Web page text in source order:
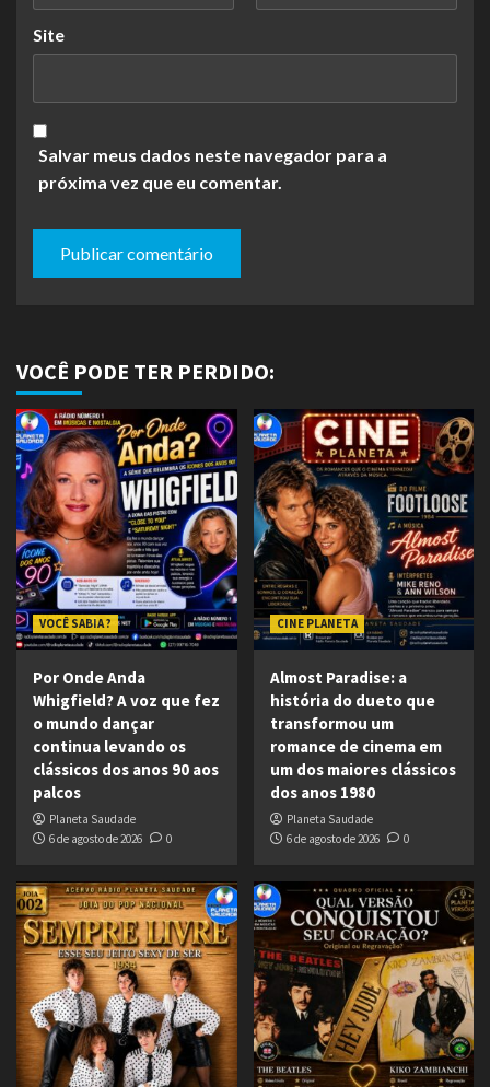
Site
Salvar meus dados neste navegador para a
próxima vez que eu comentar.
VOCÊ PODE TER PERDIDO:
VOCÊ SABIA ?
Por Onde Anda
Whigfield? A voz que fez
o mundo dançar
continua levando os
clássicos dos anos 90 aos
palcos
Planeta Saudade
6 de agosto de 2026
0
CINE PLANETA
Almost Paradise: a
história do dueto que
transformou um
romance de cinema em
um dos maiores clássicos
dos anos 1980
Planeta Saudade
6 de agosto de 2026
0